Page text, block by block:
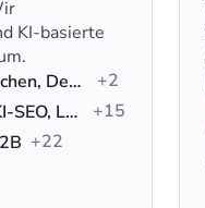
KI-basierte
Innsbruck & Wien, Österreich & München, Deutschland
+2
Suchmaschinenoptimierung (SEO), KI-SEO, Lokales SEO
+15
+22